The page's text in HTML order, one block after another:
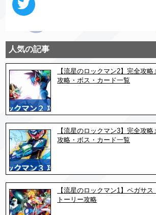
人気の記事
【流星のロックマン2】完全攻
攻略・ボス・カード一覧
【流星のロックマン3】完全攻
攻略・ボス・カード一覧
【流星のロックマン1】ペガサ
トーリー攻略